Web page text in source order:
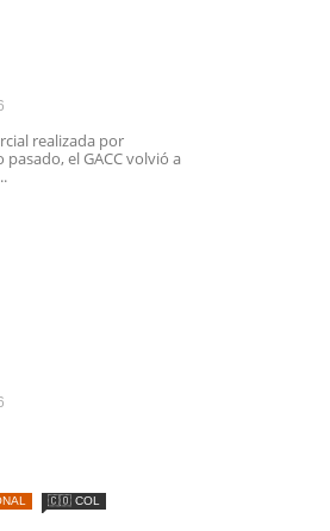
realizada por
el GACC volvió a
🇨🇴 COL